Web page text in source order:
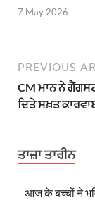
7 May 2026
PREVIOUS
CM ਮਾਨ ਨੇ
ਦਿਤੇ ਸਖ਼ਤ
ਤਾਜ਼ਾ ਤਾਰੀਨ
आज के बच्चों ने